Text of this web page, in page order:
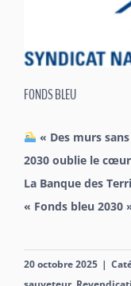
FONDS BLEU
« Des murs
2030 oublie le
La Banque des
« Fonds bleu 2030
20 octobre 2025 |